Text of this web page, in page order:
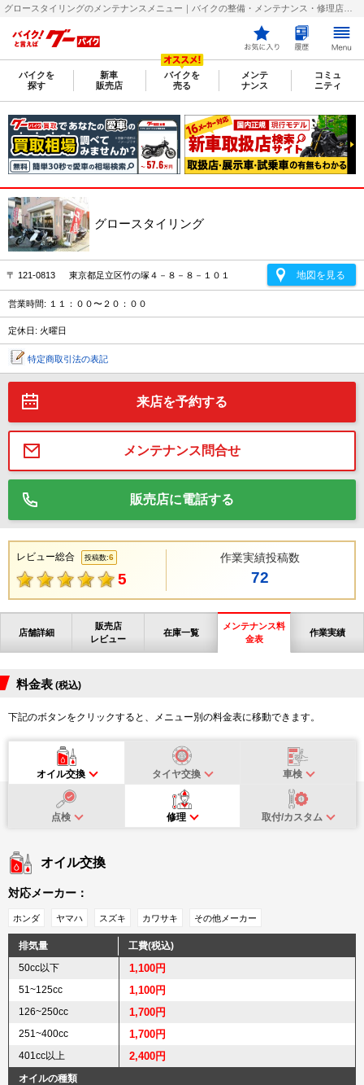
バイクを
探す
新車
販売店
バイクを
売る
メンテ
ナンス
コミュ
ニティ
グロースタイリング
〒 121-0813 東京都足立区竹の塚４－８－８－１０１ 地図を見る
営業時間: １１：００〜２０：００
定休日: 火曜日
特定商取引法の表記
来店を予約する
メンテナンス問合せ
販売店に電話する
レビュー総合 投稿数:6
5
作業実績投稿数
72
店舗詳細
販売店
レビュー
在庫一覧
メンテナンス料
金表
作業実績
料金表 (税込)
下記のボタンをクリックすると、メニュー別の料金表に移動できます。
オイル交換 タイヤ交換 車検
点検 修理 取付/カスタム
オイル交換
対応メーカー：
ホンダ ヤマハ スズキ カワサキ その他メーカー
排気量
工費(税込)
50cc以下
1,100円
51~125cc 1,100円
126~250cc 1,700円
251~400cc 1,700円
401cc以上 2,400円
オイルの種類